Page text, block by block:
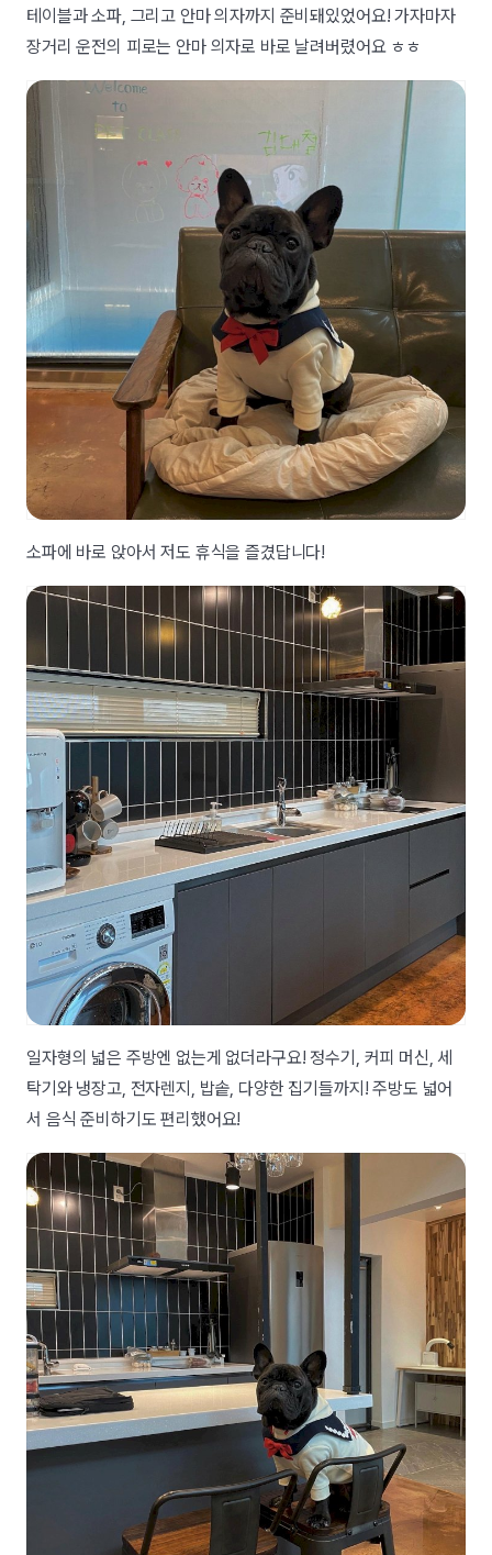
테이블과 소파, 그리고 안마 의자까지 준비돼있었어요! 가자마자
장거리 운전의 피로는 안마 의자로 바로 날려버렸어요 ㅎㅎ
소파에 바로 앉아서 저도 휴식을 즐겼답니다!
일자형의 넓은 주방엔 없는게 없더라구요! 정수기, 커피 머신, 세
탁기와 냉장고, 전자렌지, 밥솥, 다양한 집기들까지! 주방도 넓어
서 음식 준비하기도 편리했어요!